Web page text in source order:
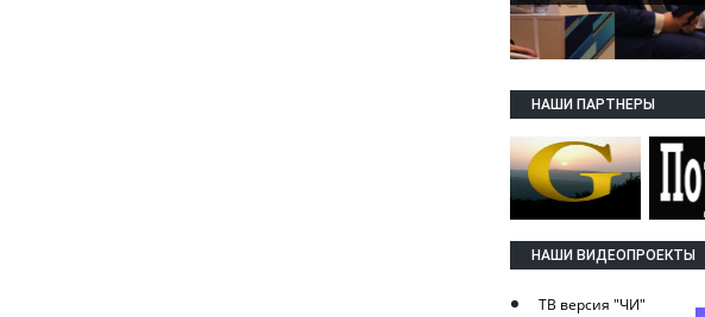
НАШИ ПАРТНЕРЫ
НАШИ ВИДЕОПРОЕКТЫ
ТВ версия "ЧИ"